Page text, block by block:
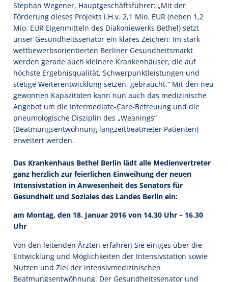
Stephan Wegener, Hauptgeschäftsführer: „Mit der
Förderung dieses Projekts i.H.v. 2,1 Mio. EUR (neben 1,2
Mio. EUR Eigenmitteln des Diakoniewerks Bethel) setzt
unser Gesundheitssenator ein klares Zeichen: Im stark
wettbewerbsorientierten Berliner Gesundheitsmarkt
werden gerade auch kleinere Krankenhäuser, die auf
höchste Ergebnisqualität, Schwerpunktleistungen und
stetige Weiterentwicklung setzen, gebraucht.“ Mit den neu
gewonnen Kapazitäten kann nun auch das medizinische
Angebot um die Intermediate-Care-Betreuung und die
pneumologische Disziplin des „Weanings“
(Beatmungsentwöhnung langzeitbeatmeter Patienten)
erweitert werden.
Das Krankenhaus Bethel Berlin lädt alle Medienvertreter
ganz herzlich zur feierlichen Einweihung der neuen
Intensivstation in Anwesenheit des Senators für
Gesundheit und Soziales des Landes Berlin ein:
am Montag, den 18. Januar 2016 von 14.30 Uhr – 16.30
Uhr
Von den leitenden Ärzten erfahren Sie einiges über die
Entwicklung und Möglichkeiten der Intensivstation sowie
Nutzen und Ziel der intensivmedizinischen
Beatmungsentwöhnung. Der Gesundheitssenator und